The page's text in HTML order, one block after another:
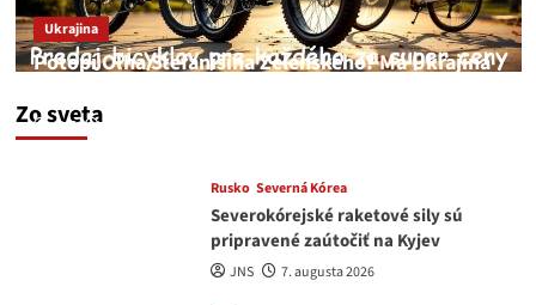
Zo sveta
Ukrajina
Potopí Oľha Stefanišina Zelenského? Má Ukrajina
JNS
Rusko Severná Kórea
Severokórejské raketové sily sú
pripravené zaútočiť na Kyjev
JNS 7. augusta 2026